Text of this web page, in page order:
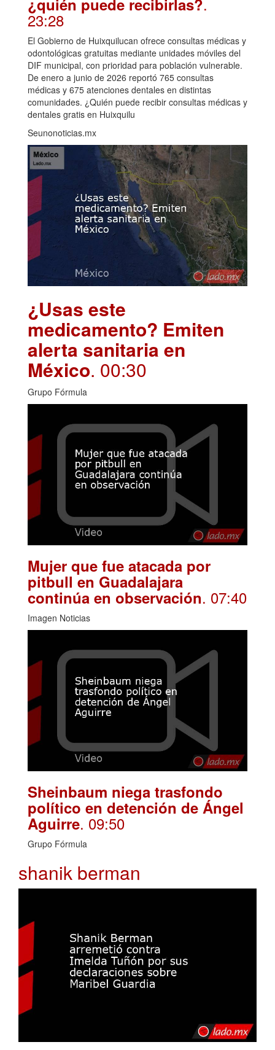
¿quién puede recibirlas?
23:28
El Gobierno de Huixquilucan ofrece consultas médicas y
odontológicas gratuitas mediante unidades móviles del
DIF municipal, con prioridad para población vulnerable.
De enero a junio de 2026 reportó 765 consultas
médicas y 675 atenciones dentales en distintas
comunidades. ¿Quién puede recibir consultas médicas y
dentales gratis en Huixquilu
Seunonoticias.mx
¿Usas este
medicamento? Emiten
alerta sanitaria en
México. 00:30
Grupo Fórmula
Mujer que fue atacada por
pitbull en Guadalajara
continúa en observación. 07:40
Imagen Noticias
Sheinbaum niega trasfondo
político en detención de Ángel
Aguirre. 09:50
Grupo Fórmula
shanik berman